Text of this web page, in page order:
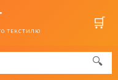
ТЕКСТИЛЮ 🛒
🔍